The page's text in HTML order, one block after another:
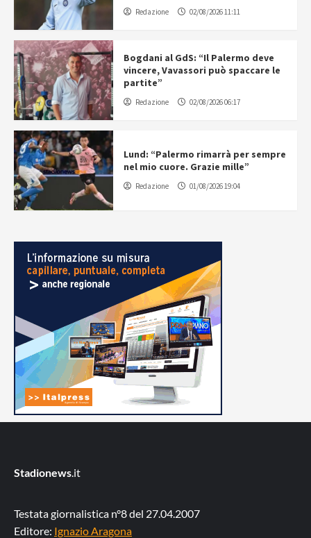
Redazione 02/08/2026 11:11
Bogdani al GdS: “Il Palermo deve
vincere, Vavassori può spaccare le
partite”
Redazione 02/08/2026 06:17
Lund: “Palermo rimarrà per sempre
nel mio cuore. Grazie mille”
Redazione 01/08/2026 19:04
Stadionews.it
Testata giornalistica n°8 del 27.04.2007
Editore: Ignazio Aragona